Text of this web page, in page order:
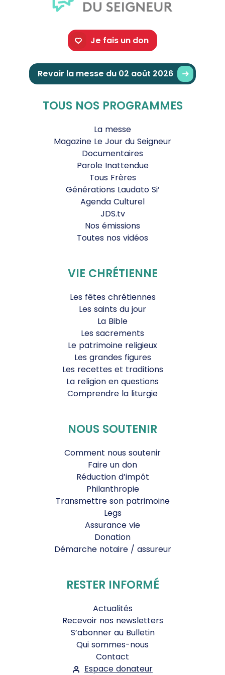
Je fais un don
Revoir la messe du 02 août 2026
TOUS NOS PROGRAMMES
La messe
Magazine Le Jour du Seigneur
Documentaires
Parole Inattendue
Tous Frères
Générations Laudato Si’
Agenda Culturel
JDS.tv
Nos émissions
Toutes nos vidéos
VIE CHRÉTIENNE
Les fêtes chrétiennes
Les saints du jour
La Bible
Les sacrements
Le patrimoine religieux
Les grandes figures
Les recettes et traditions
La religion en questions
Comprendre la liturgie
NOUS SOUTENIR
Comment nous soutenir
Faire un don
Réduction d’impôt
Philanthropie
Transmettre son patrimoine
Legs
Assurance vie
Donation
Démarche notaire / assureur
RESTER INFORMÉ
Actualités
Recevoir nos newsletters
S’abonner au Bulletin
Qui sommes-nous
Contact
Espace donateur